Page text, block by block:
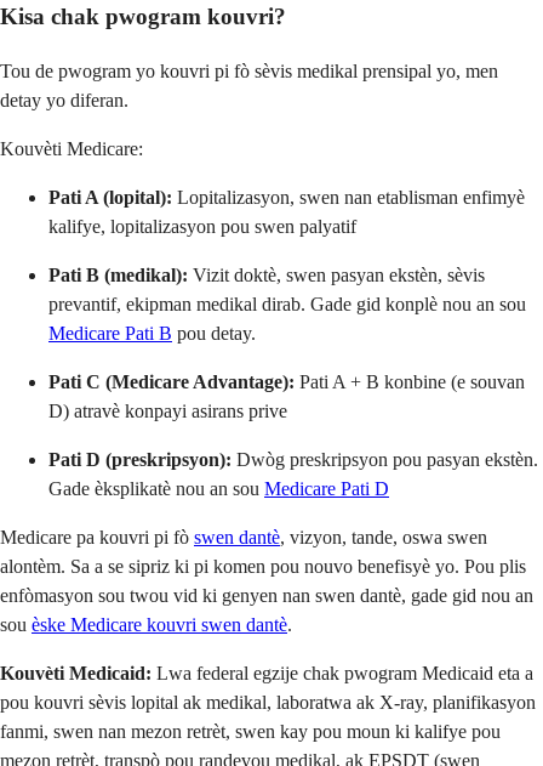
Kisa chak pwogram kouvri?
Tou de pwogram yo kouvri pi fò sèvis medikal prensipal yo, men
detay yo diferan.
Kouvèti Medicare:
Pati A (lopital): Lopitalizasyon, swen nan etablisman enfimyè
kalifye, lopitalizasyon pou swen palyatif
Pati B (medikal): Vizit doktè, swen pasyan ekstèn, sèvis
prevantif, ekipman medikal dirab. Gade gid konplè nou an sou
Medicare Pati B pou detay.
Pati C (Medicare Advantage): Pati A + B konbine (e souvan
D) atravè konpayi asirans prive
Pati D (preskripsyon): Dwòg preskripsyon pou pasyan ekstèn.
Gade èksplikatè nou an sou Medicare Pati D
Medicare pa kouvri pi fò swen dantè, vizyon, tande, oswa swen
alontèm. Sa a se sipriz ki pi komen pou nouvo benefisyè yo. Pou plis
enfòmasyon sou twou vid ki genyen nan swen dantè, gade gid nou an
sou èske Medicare kouvri swen dantè.
Kouvèti Medicaid: Lwa federal egzije chak pwogram Medicaid eta a
pou kouvri sèvis lopital ak medikal, laboratwa ak X-ray, planifikasyon
fanmi, swen nan mezon retrèt, swen kay pou moun ki kalifye pou
mezon retrèt, transpò pou randevou medikal, ak EPSDT (swen